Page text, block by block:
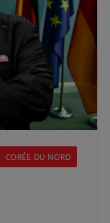
CORÉE DU NORD